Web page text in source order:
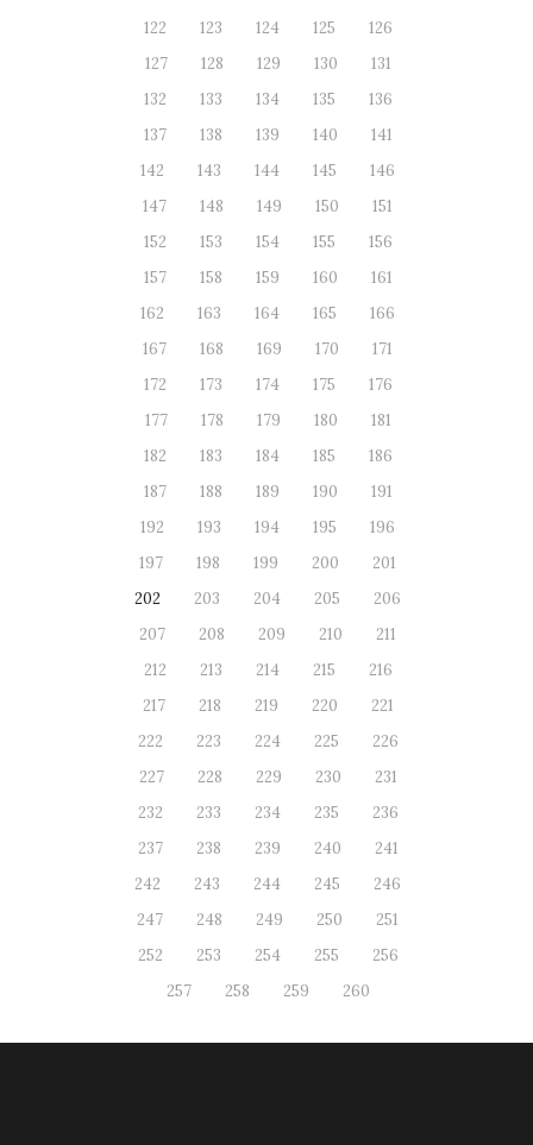
122
123 124 125
126
127
128 129 130
131
132
133 134 135
136
137
138 139 140
141
142
143 144 145
146
147
148 149 150
151
152
153 154 155
156
157
158 159 160
161
162
163 164 165
166
167
168 169 170
171
172
173 174 175
176
177
178 179 180
181
182
183 184 185
186
187
188 189 190
191
192
193 194 195
196
197
198 199 200
201
202
203 204 205
206
207
208 209 210
211
212
213 214 215
216
217
218 219 220
221
222
223 224 225
226
227
228 229 230
231
232
233 234 235
236
237
238 239 240
241
242
243 244 245
246
247
248 249 250
251
252
253 254 255
256
257
258 259 260